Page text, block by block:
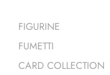
FIGURINE
FUMETTI
CARD COLLECTION